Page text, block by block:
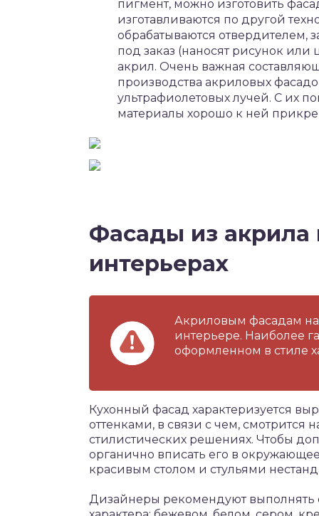
пигмент, можно изготовить
изготавливаются по другой
обрабатываются отвердителем,
под заказ (наносят рисунок или
акрил. Очень важная
производства акриловых
ультрафиолетовых лучей. С их
материалы хорошо к ней
Фасады из акрила
интерьерах
Акриловым фасадам
интерьере. Наиболее
оформленном в стиле
Кухонный фасад характеризуется
оттенками, в связи с чем,
стилистических решениях. Чтобы
органично вписать его в
красивым столом и стульями
Дизайнеры рекомендуют выполнять